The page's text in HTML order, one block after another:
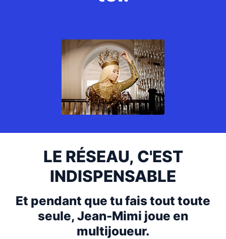
LE RÉSEAU, C'EST
INDISPENSABLE
Et pendant que tu fais tout toute
seule, Jean-Mimi joue en
multijoueur.